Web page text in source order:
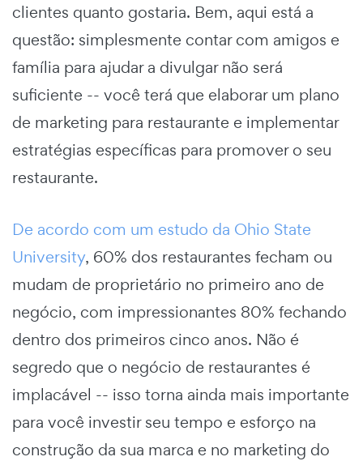
clientes quanto gostaria. Bem, aqui está a
questão: simplesmente contar com amigos e
família para ajudar a divulgar não será
suficiente -- você terá que elaborar um plano
de marketing para restaurante e implementar
estratégias específicas para promover o seu
restaurante.
De acordo com um estudo da Ohio State
University, 60% dos restaurantes fecham ou
mudam de proprietário no primeiro ano de
negócio, com impressionantes 80% fechando
dentro dos primeiros cinco anos. Não é
segredo que o negócio de restaurantes é
implacável -- isso torna ainda mais importante
para você investir seu tempo e esforço na
construção da sua marca e no marketing do